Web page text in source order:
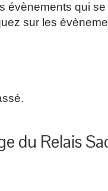
évènements qui
sur les
du Relais